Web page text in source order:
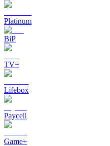
Platinum
BiP
TV+
Lifebox
Paycell
Game+